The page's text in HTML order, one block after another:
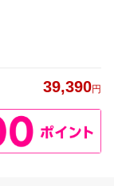
39,390円